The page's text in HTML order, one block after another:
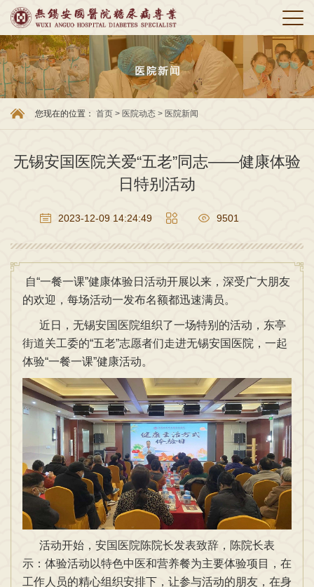
您现在的位置： 首页 > 医院动态 > 医院新闻
无锡安国医院关爱“五老”同志——健康体验
日特别活动
2023-12-09 14:24:49 9501
自“一餐一课”健康体验日活动开展以来，深受广大朋友
的欢迎，每场活动一发布名额都迅速满员。
近日，无锡安国医院组织了一场特别的活动，东亭
街道关工委的“五老”志愿者们走进无锡安国医院，一起
体验“一餐一课”健康活动。
活动开始，安国医院陈院长发表致辞，陈院长表
示：体验活动以特色中医和营养餐为主要体验项目，在
工作人员的精心组织安排下，让参与活动的朋友，在身